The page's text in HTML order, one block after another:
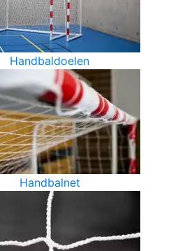
Handbaldoelen
Handbalnet